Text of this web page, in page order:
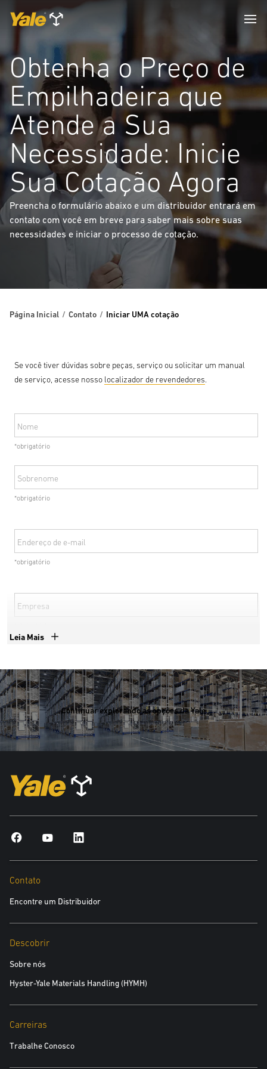
Obtenha o Preço de
Empilhadeira que
Atende a Sua
Necessidade: Inicie
Sua Cotação Agora
Preencha o formulário abaixo e um distribuidor entrará em
contato com você em breve para saber mais sobre suas
necessidades e iniciar o processo de cotação.
Página Inicial Contato Iniciar UMA cotação
Se você tiver dúvidas sobre peças, serviço ou solicitar um manual
de serviço, acesse nosso localizador de revendedores.
Nome
*obrigatório
Sobrenome
*obrigatório
Endereço de e-mail
*obrigatório
Empresa
*obrigatório
País
*obrigatório
*obrigatório
Endereço
*obrigatório
Cidade
*obrigatório
CNPJ
Leia Mais
Continuar explorando as opções da Yale
Contato
Encontre um Distribuidor
Descobrir
Sobre nós
Hyster-Yale Materials Handling (HYMH)
Carreiras
Trabalhe Conosco